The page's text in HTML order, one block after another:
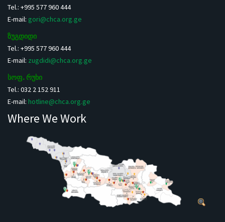
Tel.: +995 577 960 444
E-mail: gori@chca.org.ge
ზუგდიდი
Tel.: +995 577 960 444
E-mail: zugdidi@chca.org.ge
სოფ. რუხი
Tel.: 032 2 152 911
E-mail: hotline@chca.org.ge
Where We Work